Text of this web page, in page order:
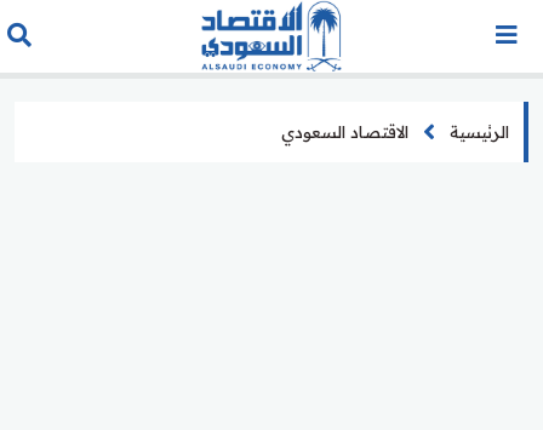
الرئيسية الاقتصاد السعودي